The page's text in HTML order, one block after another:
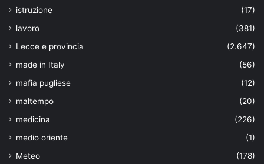
istruzione
(17)
lavoro
(381)
Lecce e provincia
(2.647)
made in Italy
(56)
mafia pugliese
(12)
maltempo
(20)
medicina
(226)
medio oriente
(1)
Meteo
(178)